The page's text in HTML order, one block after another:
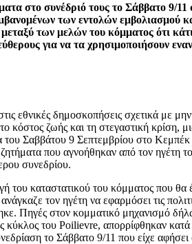
στο συνέδριό τους το Σάββατο 9/11
των εντολών εμβολιασμού
των μελών του κόμματος ότι κάτι
για να τα χρησιμοποιήσουν
εθνικές δημοσκοπήσεις σχετικά με
κόστος ζωής και τη στεγαστική κρίση,
Σαββάτου 9 Σεπτεμβρίου στο Κεμπέκ
που αγνοήθηκαν από τον ηγέτη
συνεδρίου.
του καταστατικού του κόμματος που θα
τον ηγέτη να εφαρμόσει τις
Πηγές στον κομματικό μηχανισμό
κύκλος του Poilievre, απορρίφθηκαν
το Σάββατο 9/11 που είχε